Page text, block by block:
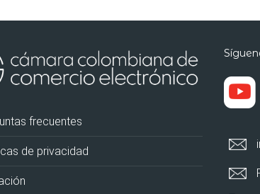
frecuentes
de privacidad